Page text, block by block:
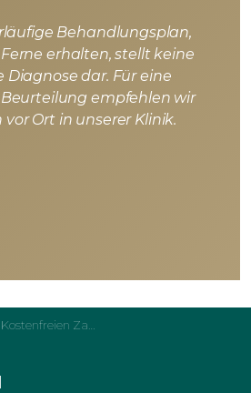
Behandlungsplan,
erhalten, stellt keine
Diagnose dar. Für eine
empfehlen wir
Ort in unserer Klinik.
Kostenfreien Zahnbehandlungsplan